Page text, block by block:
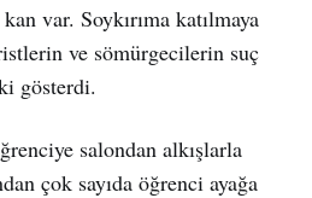
var. Soykırıma katılmaya
ve sömürgecilerin suç
gösterdi.
salondan alkışlarla
çok sayıda öğrenci ayağa